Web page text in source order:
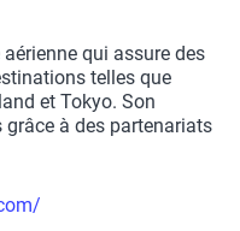
qui assure des
telles que
et Tokyo. Son
grâce à des partenariats